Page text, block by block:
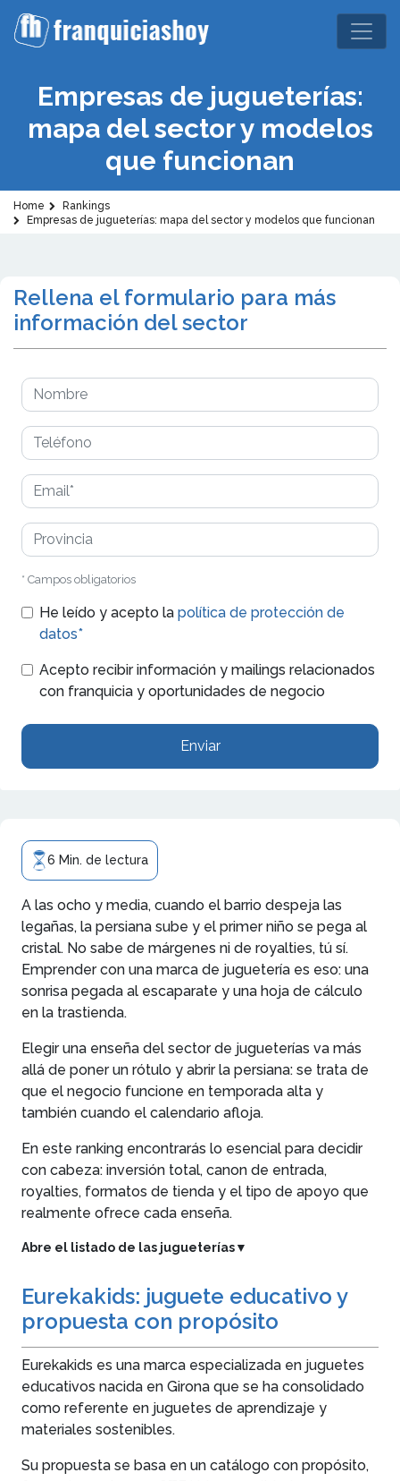
Empresas de jugueterías:
mapa del sector y modelos
que funcionan
Home
Rankings
Empresas de jugueterías: mapa del sector y modelos que funcionan
Rellena el formulario para más
información del sector
* Campos obligatorios
He leído y acepto la política de protección de
datos*
Acepto recibir información y mailings relacionados
con franquicia y oportunidades de negocio
Enviar
6 Min. de lectura
A las ocho y media, cuando el barrio despeja las
legañas, la persiana sube y el primer niño se pega al
cristal. No sabe de márgenes ni de royalties, tú sí.
Emprender con una marca de juguetería es eso: una
sonrisa pegada al escaparate y una hoja de cálculo
en la trastienda.
Elegir una enseña del sector de jugueterías va más
allá de poner un rótulo y abrir la persiana: se trata de
que el negocio funcione en temporada alta y
también cuando el calendario afloja.
En este ranking encontrarás lo esencial para decidir
con cabeza: inversión total, canon de entrada,
royalties, formatos de tienda y el tipo de apoyo que
realmente ofrece cada enseña.
Abre el listado de las jugueterías▼
Eurekakids: juguete educativo y
propuesta con propósito
Eurekakids es una marca especializada en juguetes
educativos nacida en Girona que se ha consolidado
como referente en juguetes de aprendizaje y
materiales sostenibles.
Su propuesta se basa en un catálogo con propósito,